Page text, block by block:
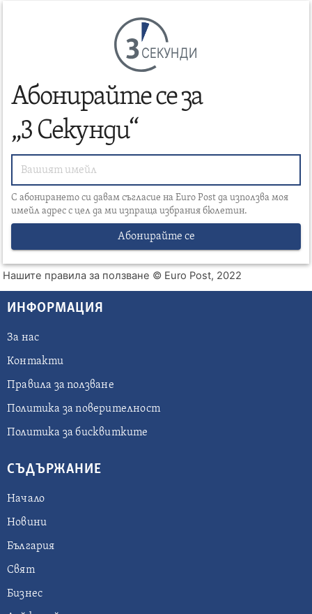
СЕКУНДИ
Абонирайте се за
„3 Секунди“
С абонирането си давам съгласие на Euro Post да използва моя
имейл адрес с цел да ми изпраща избрания бюлетин.
Абонирайте се
Нашите правила за ползване © Euro Post, 2022
ИНФОРМАЦИЯ
За нас
Контакти
Правила за ползване
Политика за поверителност
Политика за бисквитките
СЪДЪРЖАНИЕ
Начало
Новини
България
Свят
Бизнес